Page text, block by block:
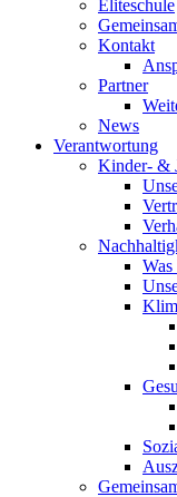
Eliteschule
Kontakt
Partner
News
Verantwortung
Kinder- &